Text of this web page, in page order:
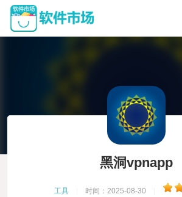
黑洞vpnapp
工具 时间：2025-08-30